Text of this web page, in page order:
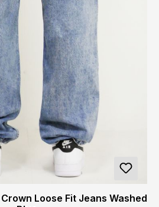
Loose Fit Jeans Washed